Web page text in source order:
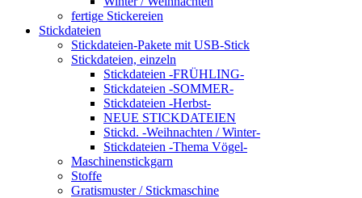
fertige Stickereien
Stickdateien
Stickdateien-Pakete mit USB-Stick
Stickdateien, einzeln
Stickdateien -FRÜHLING-
Stickdateien -SOMMER-
Stickdateien -Herbst-
NEUE STICKDATEIEN
Stickd. -Weihnachten / Winter-
Stickdateien -Thema Vögel-
Maschinenstickgarn
Stoffe
Gratismuster / Stickmaschine